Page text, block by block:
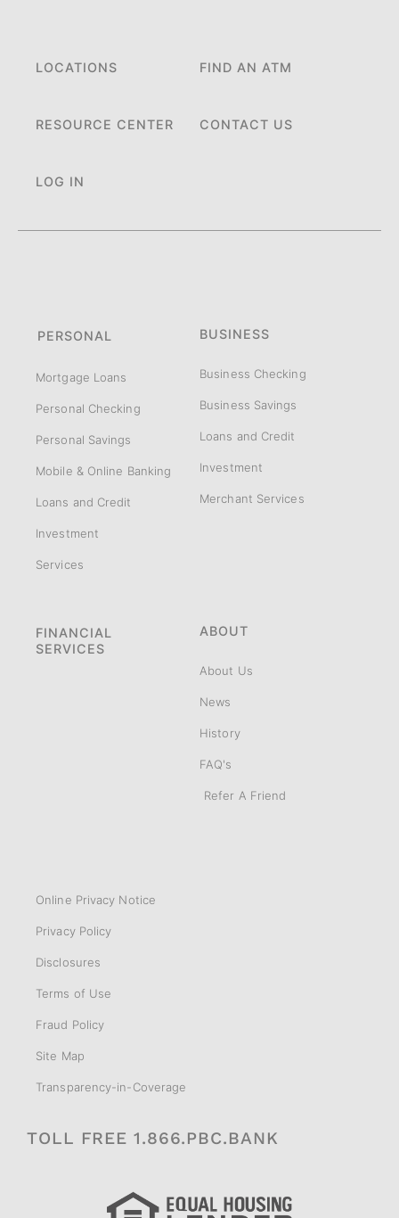
LOCATIONS FIND AN ATM
RESOURCE CENTER CONTACT US
LOG IN
PERSONAL
Mortgage Loans
Personal Checking
Personal Savings
Mobile & Online Banking
Loans and Credit
Investment
Services
BUSINESS
Business Checking
Business Savings
Loans and Credit
Investment
Merchant Services
FINANCIAL
SERVICES
ABOUT
About Us
News
History
FAQ's
Refer A Friend
Online Privacy Notice
Privacy Policy
Disclosures
Terms of Use
Fraud Policy
Site Map
Transparency-in-Coverage
TOLL FREE 1.866.PBC.BANK